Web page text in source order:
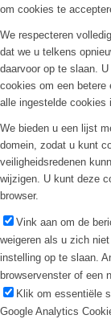
om cookies te
We respecteren
dat we u telkens
daarvoor op te slaan.
cookies om een betere
alle ingestelde cookies
We bieden u een lijst
domein, zodat u kunt
veiligheidsredenen
wijzigen. U kunt deze
browser.
Vink aan om de
weigeren als u zich
instelling op te slaan.
browservenster of een
Klik om essentiële
Google Analytics